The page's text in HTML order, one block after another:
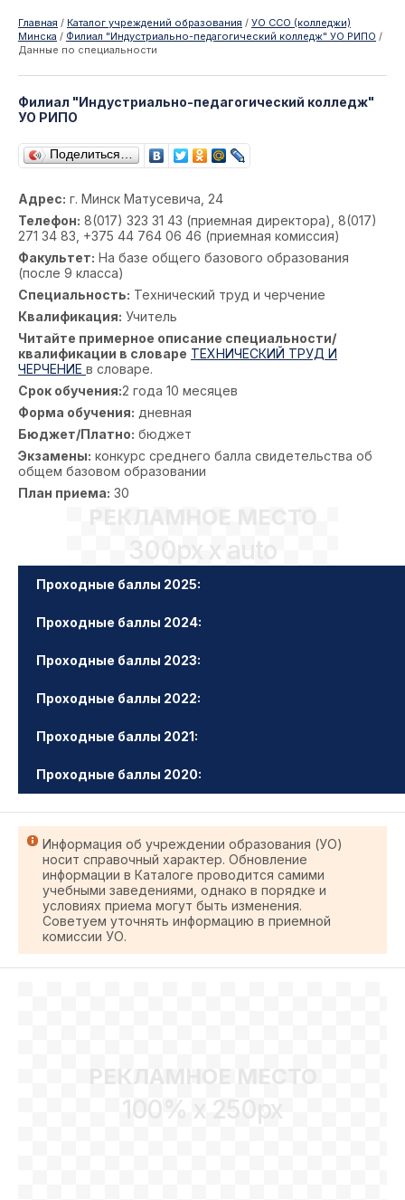
Главная / Каталог учреждений образования / УО ССО (колледжи)
Минска / Филиал "Индустриально-педагогический колледж" УО РИПО /
Данные по специальности
Филиал "Индустриально-педагогический колледж"
УО РИПО
Поделиться…
Адрес: г. Минск Матусевича, 24
Телефон: 8(017) 323 31 43 (приемная директора), 8(017)
271 34 83, +375 44 764 06 46 (приемная комиссия)
Факультет: На базе общего базового образования
(после 9 класса)
Специальность: Технический труд и черчение
Квалификация: Учитель
Читайте примерное описание специальности/
квалификации в словаре ТЕХНИЧЕСКИЙ ТРУД И
ЧЕРЧЕНИЕ в словаре.
Срок обучения:2 года 10 месяцев
Форма обучения: дневная
Бюджет/Платно: бюджет
Экзамены: конкурс среднего балла свидетельства об
общем базовом образовании
План приема: 30
РЕКЛАМНОЕ МЕСТО
300px x auto
Проходные баллы 2025:
Проходные баллы 2024:
Проходные баллы 2023:
Проходные баллы 2022:
Проходные баллы 2021:
Проходные баллы 2020:
Информация об учреждении образования (УО)
носит справочный характер. Обновление
информации в Каталоге проводится самими
учебными заведениями, однако в порядке и
условиях приема могут быть изменения.
Советуем уточнять информацию в приемной
комиссии УО.
РЕКЛАМНОЕ МЕСТО
100% x 250px